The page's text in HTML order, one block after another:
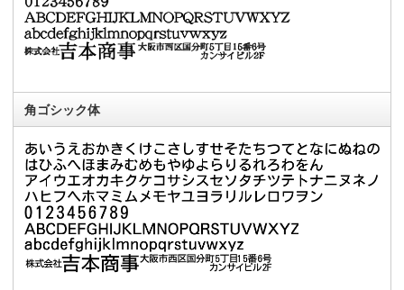
角ゴシック体